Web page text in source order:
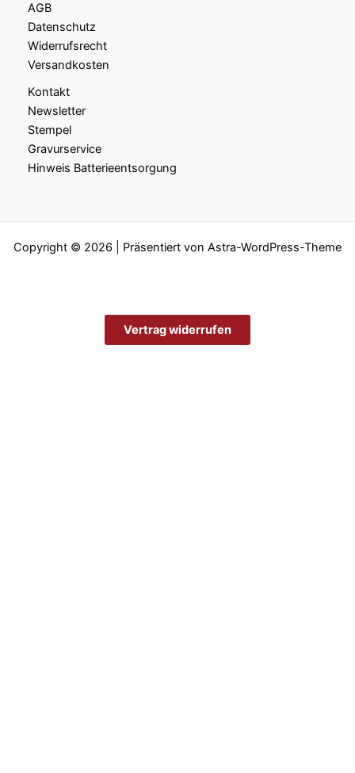
AGB
Datenschutz
Widerrufsrecht
Versandkosten
Kontakt
Newsletter
Stempel
Gravurservice
Hinweis Batterieentsorgung
Copyright © 2026 | Präsentiert von Astra-WordPress-Theme
Vertrag widerrufen